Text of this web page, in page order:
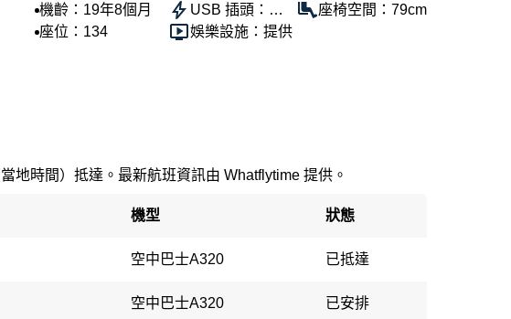
機齡：19年8個月
座位：134
USB 插頭：提
供
娛樂設施：提供
座椅空間：79cm
地時間）抵達。最新航班資訊由 Whatflytime 提供。
機型 狀態
空中巴士A320 已抵達
空中巴士A320 已安排